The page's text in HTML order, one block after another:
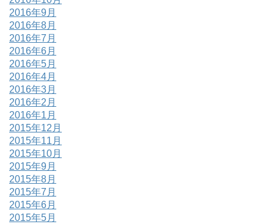
2016年9月
2016年8月
2016年7月
2016年6月
2016年5月
2016年4月
2016年3月
2016年2月
2016年1月
2015年12月
2015年11月
2015年10月
2015年9月
2015年8月
2015年7月
2015年6月
2015年5月